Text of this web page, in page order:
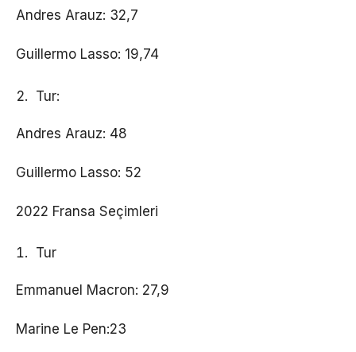
Andres Arauz: 32,7
Guillermo Lasso: 19,74
Tur:
Andres Arauz: 48
Guillermo Lasso: 52
2022 Fransa Seçimleri
Tur
Emmanuel Macron: 27,9
Marine Le Pen:23